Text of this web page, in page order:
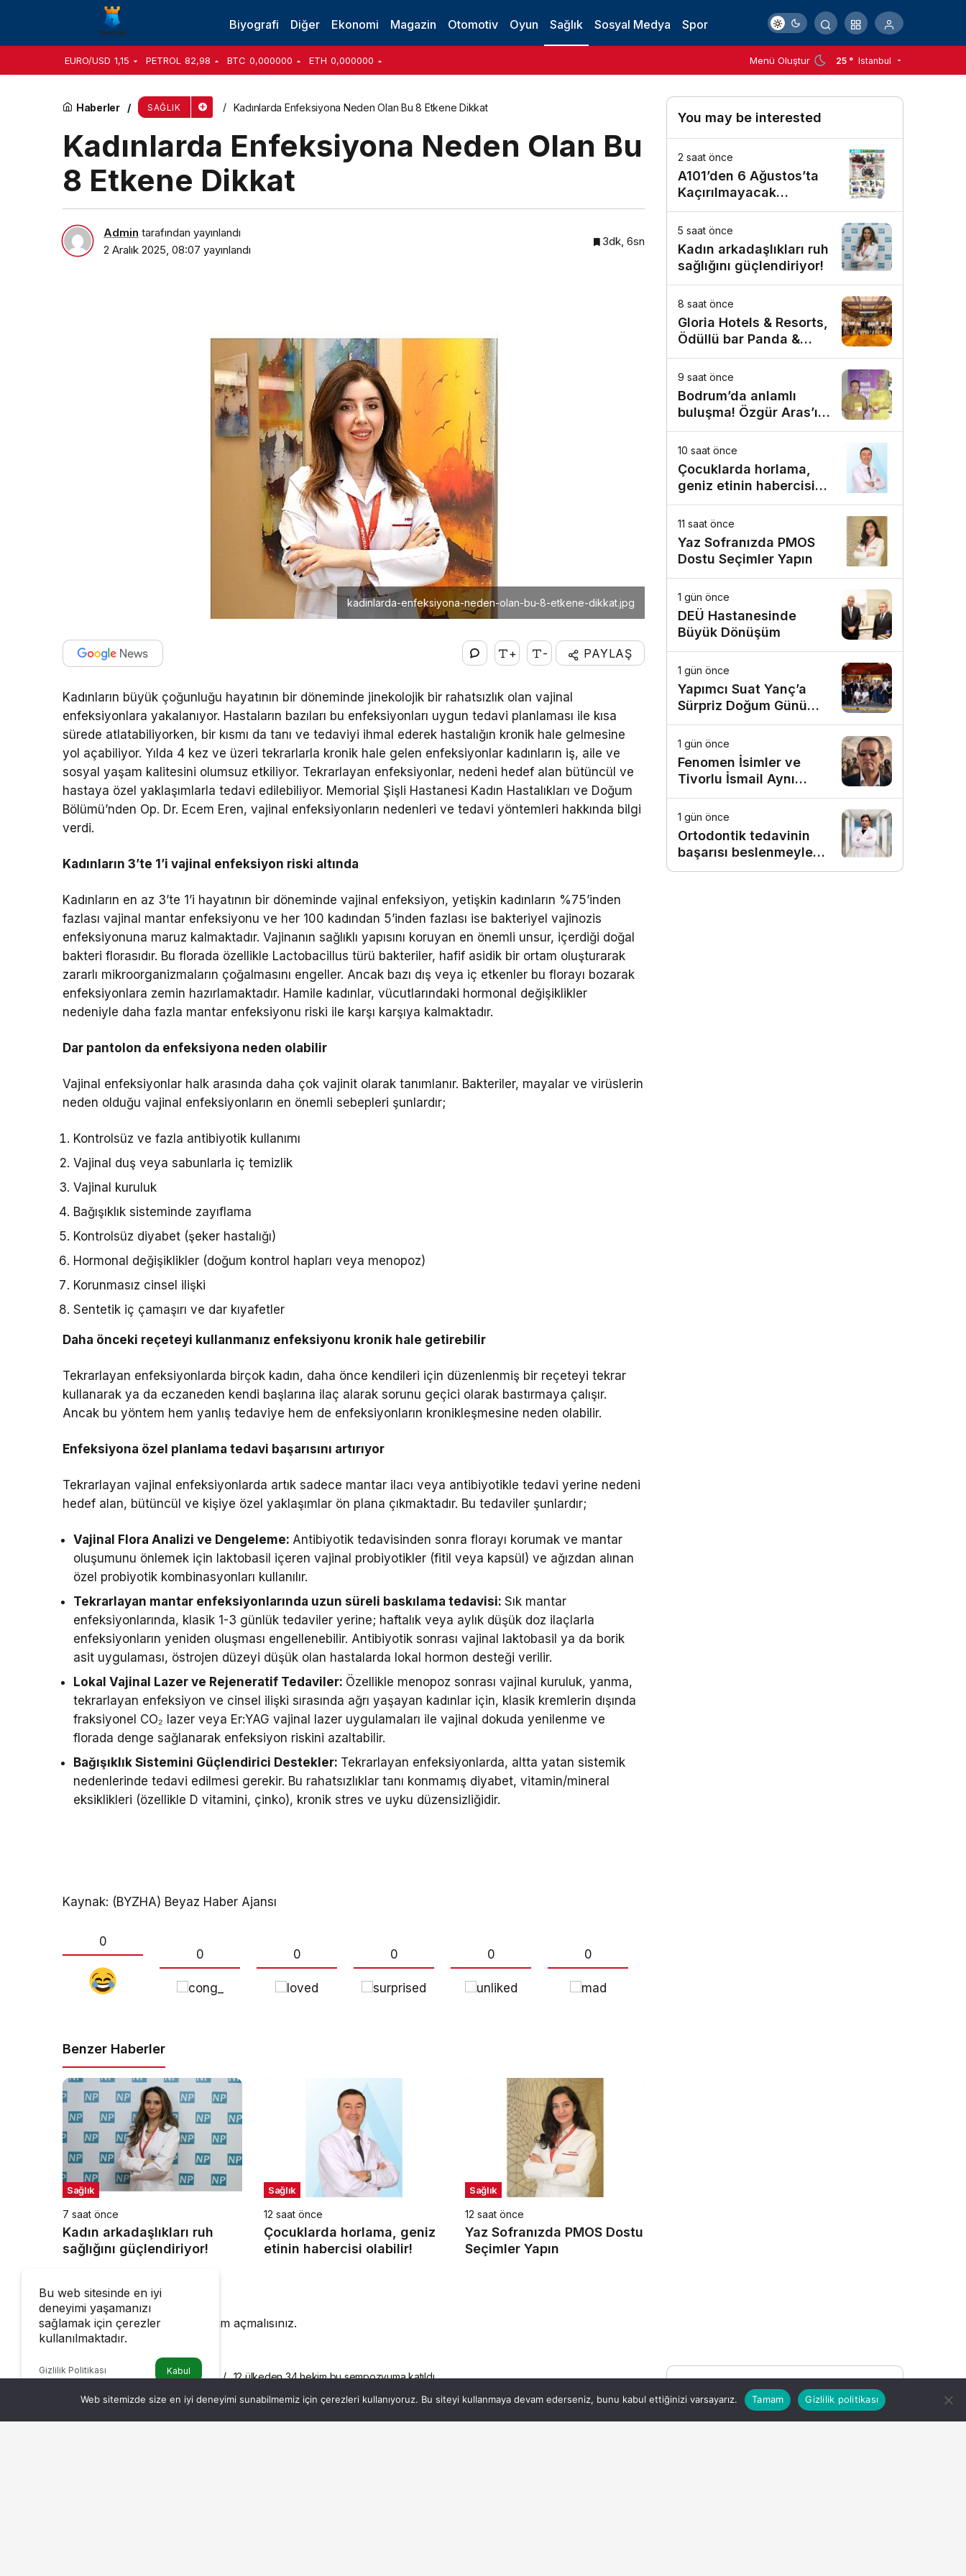
Biyografi Diğer Ekonomi Magazin Otomotiv Oyun Sağlık Sosyal Medya Spor
EURO/USD 1,15 PETROL 82,98 BTC 0,000000 ETH 0,000000 Menü Oluştur 25 ° Istanbul
Haberler SAĞLIK Kadınlarda Enfeksiyona Neden Olan Bu 8 Etkene Dikkat
Kadınlarda Enfeksiyona Neden Olan Bu
8 Etkene Dikkat
Admin tarafından yayınlandı
2 Aralık 2025, 08:07 yayınlandı
3dk, 6sn
kadinlarda-enfeksiyona-neden-olan-bu-8-etkene-dikkat.jpg
+ - PAYLAŞ
Kadınların büyük çoğunluğu hayatının bir döneminde jinekolojik bir rahatsızlık olan vajinal
enfeksiyonlara yakalanıyor. Hastaların bazıları bu enfeksiyonları uygun tedavi planlaması ile kısa
sürede atlatabiliyorken, bir kısmı da tanı ve tedaviyi ihmal ederek hastalığın kronik hale gelmesine
yol açabiliyor. Yılda 4 kez ve üzeri tekrarlarla kronik hale gelen enfeksiyonlar kadınların iş, aile ve
sosyal yaşam kalitesini olumsuz etkiliyor. Tekrarlayan enfeksiyonlar, nedeni hedef alan bütüncül ve
hastaya özel yaklaşımlarla tedavi edilebiliyor. Memorial Şişli Hastanesi Kadın Hastalıkları ve Doğum
Bölümü’nden Op. Dr. Ecem Eren, vajinal enfeksiyonların nedenleri ve tedavi yöntemleri hakkında bilgi
verdi.
Kadınların 3’te 1’i vajinal enfeksiyon riski altında
Kadınların en az 3’te 1’i hayatının bir döneminde vajinal enfeksiyon, yetişkin kadınların %75’inden
fazlası vajinal mantar enfeksiyonu ve her 100 kadından 5’inden fazlası ise bakteriyel vajinozis
enfeksiyonuna maruz kalmaktadır. Vajinanın sağlıklı yapısını koruyan en önemli unsur, içerdiği doğal
bakteri florasıdır. Bu florada özellikle Lactobacillus türü bakteriler, hafif asidik bir ortam oluşturarak
zararlı mikroorganizmaların çoğalmasını engeller. Ancak bazı dış veya iç etkenler bu florayı bozarak
enfeksiyonlara zemin hazırlamaktadır. Hamile kadınlar, vücutlarındaki hormonal değişiklikler
nedeniyle daha fazla mantar enfeksiyonu riski ile karşı karşıya kalmaktadır.
Dar pantolon da enfeksiyona neden olabilir
Vajinal enfeksiyonlar halk arasında daha çok vajinit olarak tanımlanır. Bakteriler, mayalar ve virüslerin
neden olduğu vajinal enfeksiyonların en önemli sebepleri şunlardır;
Kontrolsüz ve fazla antibiyotik kullanımı
Vajinal duş veya sabunlarla iç temizlik
Vajinal kuruluk
Bağışıklık sisteminde zayıflama
Kontrolsüz diyabet (şeker hastalığı)
Hormonal değişiklikler (doğum kontrol hapları veya menopoz)
Korunmasız cinsel ilişki
Sentetik iç çamaşırı ve dar kıyafetler
Daha önceki reçeteyi kullanmanız enfeksiyonu kronik hale getirebilir
Tekrarlayan enfeksiyonlarda birçok kadın, daha önce kendileri için düzenlenmiş bir reçeteyi tekrar
kullanarak ya da eczaneden kendi başlarına ilaç alarak sorunu geçici olarak bastırmaya çalışır.
Ancak bu yöntem hem yanlış tedaviye hem de enfeksiyonların kronikleşmesine neden olabilir.
Enfeksiyona özel planlama tedavi başarısını artırıyor
Tekrarlayan vajinal enfeksiyonlarda artık sadece mantar ilacı veya antibiyotikle tedavi yerine nedeni
hedef alan, bütüncül ve kişiye özel yaklaşımlar ön plana çıkmaktadır. Bu tedaviler şunlardır;
Vajinal Flora Analizi ve Dengeleme: Antibiyotik tedavisinden sonra florayı korumak ve mantar
oluşumunu önlemek için laktobasil içeren vajinal probiyotikler (fitil veya kapsül) ve ağızdan alınan
özel probiyotik kombinasyonları kullanılır.
Tekrarlayan mantar enfeksiyonlarında uzun süreli baskılama tedavisi:Sık mantar
enfeksiyonlarında, klasik 1-3 günlük tedaviler yerine; haftalık veya aylık düşük doz ilaçlarla
enfeksiyonların yeniden oluşması engellenebilir. Antibiyotik sonrası vajinal laktobasil ya da borik
asit uygulaması, östrojen düzeyi düşük olan hastalarda lokal hormon desteği verilir.
Lokal Vajinal Lazer ve Rejeneratif Tedaviler: Özellikle menopoz sonrası vajinal kuruluk, yanma,
tekrarlayan enfeksiyon ve cinsel ilişki sırasında ağrı yaşayan kadınlar için, klasik kremlerin dışında
fraksiyonel CO₂ lazer veya Er:YAG vajinal lazer uygulamaları ile vajinal dokuda yenilenme ve
florada denge sağlanarak enfeksiyon riskini azaltabilir.
Bağışıklık Sistemini Güçlendirici Destekler: Tekrarlayan enfeksiyonlarda, altta yatan sistemik
nedenlerinde tedavi edilmesi gerekir. Bu rahatsızlıklar tanı konmamış diyabet, vitamin/mineral
eksiklikleri (özellikle D vitamini, çinko), kronik stres ve uyku düzensizliğidir.
Kaynak: (BYZHA) Beyaz Haber Ajansı
0
0
0 0 0 0
Benzer Haberler
Sağlık
7 saat önce
Kadın arkadaşlıkları ruh
sağlığını güçlendiriyor!
Sağlık
12 saat önce
Çocuklarda horlama, geniz
etinin habercisi olabilir!
Sağlık
12 saat önce
Yaz Sofranızda PMOS Dostu
Seçimler Yapın
Bir Cevap Yaz
Yorum yapabilmek için oturum açmalısınız.
You may be interested
2 saat önce
A101’den 6 Ağustos’ta
Kaçırılmayacak
Motosiklet Fırsatı
5 saat önce
Kadın arkadaşlıkları ruh
sağlığını güçlendiriyor!
8 saat önce
Gloria Hotels & Resorts,
Ödüllü bar Panda &
Sons ile unutulmaz bir
Miksoloji Gecesine İmza
Attı
9 saat önce
Bodrum’da anlamlı
buluşma! Özgür Aras’ın
çok konuşulan kitabı
yeni baskısını Titanic
Luxury Collection
Bodrum’da kutladı
10 saat önce
Çocuklarda horlama,
geniz etinin habercisi
olabilir!
11 saat önce
Yaz Sofranızda PMOS
Dostu Seçimler Yapın
1 gün önce
DEÜ Hastanesinde
Büyük Dönüşüm
1 gün önce
Yapımcı Suat Yanç’a
Sürpriz Doğum Günü
Kutlaması!
1 gün önce
Fenomen İsimler ve
Tivorlu İsmail Aynı
Filmde Buluştu!
!Kozalak Devri! 7
Ağustos’ta Vizyonda
1 gün önce
Ortodontik tedavinin
başarısı beslenmeyle
başlar!
Haberler SAĞLIK 12 ülkeden 34 hekim bu sempozyuma katıldı
12 ülkeden 34 hekim bu sempozyuma
12 ülkeden 34 hekim bu sempozyuma katıldı
You may be interested
Bu web sitesinde en iyi
deneyimi yaşamanızı
sağlamak için çerezler
kullanılmaktadır.
Gizlilik Politikası Kabul
Web sitemizde size en iyi deneyimi sunabilmemiz için çerezleri kullanıyoruz. Bu siteyi kullanmaya devam ederseniz, bunu kabul ettiğinizi varsayarız. Tamam Gizlilik politikası